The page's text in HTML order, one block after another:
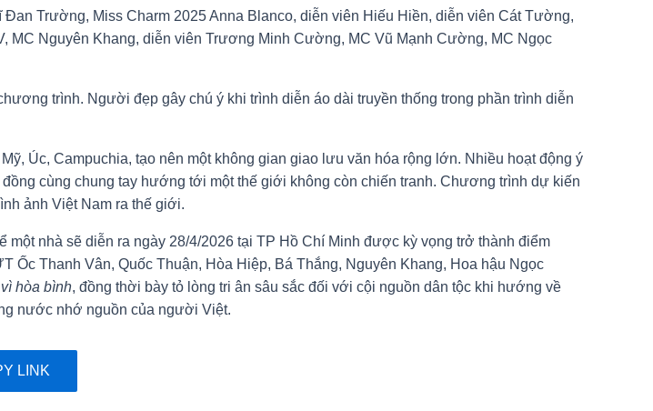
Trường, Miss Charm 2025 Anna Blanco, diễn viên Hiếu Hiền, diễn viên Cát Tường,
MC Nguyên Khang, diễn viên Trương Minh Cường, MC Vũ Mạnh Cường, MC Ngọc
trình. Người đẹp gây chú ý khi trình diễn áo dài truyền thống trong phần trình diễn
Úc, Campuchia, tạo nên một không gian giao lưu văn hóa rộng lớn. Nhiều hoạt động ý
cùng chung tay hướng tới một thế giới không còn chiến tranh. Chương trình dự kiến
ảnh Việt Nam ra thế giới.
nhà sẽ diễn ra ngày 28/4/2026 tại TP Hồ Chí Minh được kỳ vọng trở thành điểm
Thanh Vân, Quốc Thuận, Hòa Hiệp, Bá Thắng, Nguyên Khang, Hoa hậu Ngọc
hòa bình, đồng thời bày tỏ lòng tri ân sâu sắc đối với cội nguồn dân tộc khi hướng về
nước nhớ nguồn của người Việt.
LINK